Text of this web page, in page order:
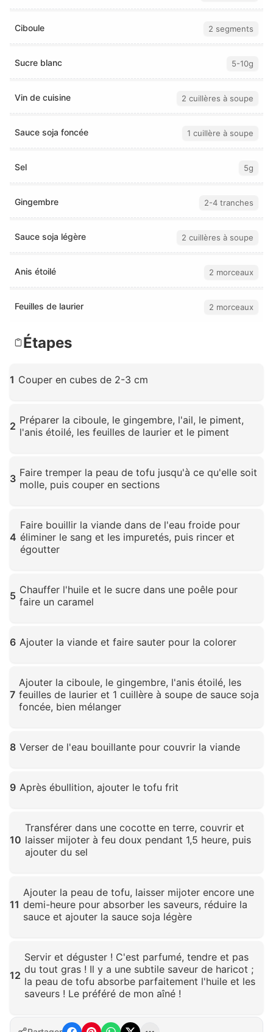
Ciboule 2 segments
Sucre blanc 5-10g
Vin de cuisine 2 cuillères à soupe
Sauce soja foncée 1 cuillère à soupe
Sel 5g
Gingembre 2-4 tranches
Sauce soja légère 2 cuillères à soupe
Anis étoilé 2 morceaux
Feuilles de laurier 2 morceaux
Étapes
1 Couper en cubes de 2-3 cm
2 Préparer la ciboule, le gingembre, l'ail, le piment,
l'anis étoilé, les feuilles de laurier et le piment
3 Faire tremper la peau de tofu jusqu'à ce qu'elle soit
molle, puis couper en sections
4
Faire bouillir la viande dans de l'eau froide pour
éliminer le sang et les impuretés, puis rincer et
égoutter
5 Chauffer l'huile et le sucre dans une poêle pour
faire un caramel
6 Ajouter la viande et faire sauter pour la colorer
7
Ajouter la ciboule, le gingembre, l'anis étoilé, les
feuilles de laurier et 1 cuillère à soupe de sauce soja
foncée, bien mélanger
8 Verser de l'eau bouillante pour couvrir la viande
9 Après ébullition, ajouter le tofu frit
10
Transférer dans une cocotte en terre, couvrir et
laisser mijoter à feu doux pendant 1,5 heure, puis
ajouter du sel
11
Ajouter la peau de tofu, laisser mijoter encore une
demi-heure pour absorber les saveurs, réduire la
sauce et ajouter la sauce soja légère
12
Servir et déguster ! C'est parfumé, tendre et pas
du tout gras ! Il y a une subtile saveur de haricot ;
la peau de tofu absorbe parfaitement l'huile et les
saveurs ! Le préféré de mon aîné !
Cliquez pour agrandir